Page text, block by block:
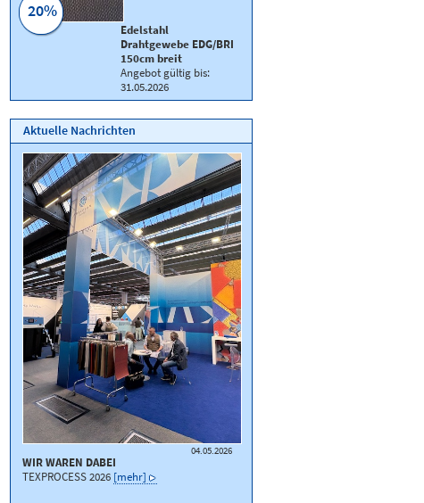
Edelstahl
Drahtgewebe EDG/BRI
150cm breit
Angebot gültig bis:
31.05.2026
20%
Aktuelle Nachrichten
04.05.2026
WIR WAREN DABEI
TEXPROCESS 2026 [mehr]